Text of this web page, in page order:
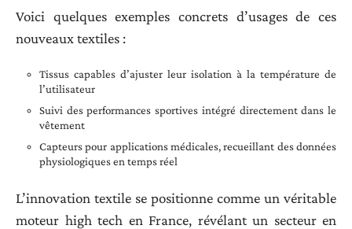
Voici quelques exemples concrets d’usages de ces
nouveaux textiles :
Tissus capables d’ajuster leur isolation à la température de
l’utilisateur
Suivi des performances sportives intégré directement dans le
vêtement
Capteurs pour applications médicales, recueillant des données
physiologiques en temps réel
L’innovation textile se positionne comme un véritable
moteur high tech en France, révélant un secteur en